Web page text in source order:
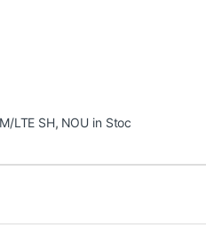
LTE SH, NOU in Stoc